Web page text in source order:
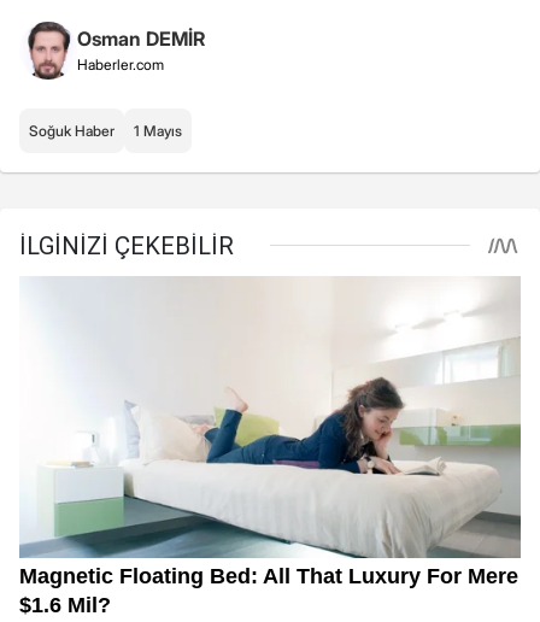
Osman DEMİR
Haberler.com
Soğuk Haber 1 Mayıs